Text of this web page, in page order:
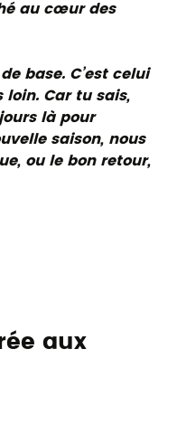
au cœur des
base. C’est celui
loin. Car tu sais,
là pour
saison, nous
ou le bon retour,
aux